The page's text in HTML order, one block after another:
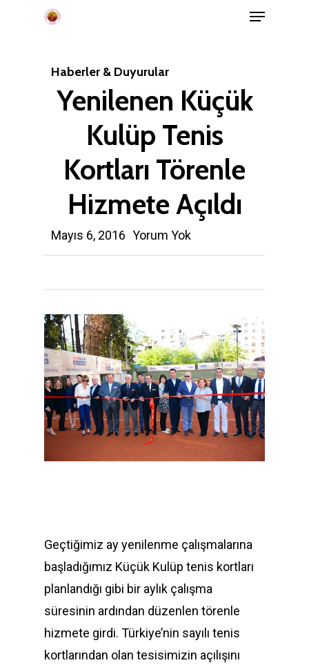
Menu
Haberler & Duyurular
Yenilenen Küçük
Kulüp Tenis
Kortları Törenle
Hizmete Açıldı
Mayıs 6, 2016 Yorum Yok
Geçtiğimiz ay yenilenme çalışmalarına
başladığımız Küçük Kulüp tenis kortları
planlandığı gibi bir aylık çalışma
süresinin ardından düzenlen törenle
hizmete girdi. Türkiye’nin sayılı tenis
kortlarından olan tesisimizin açılışını